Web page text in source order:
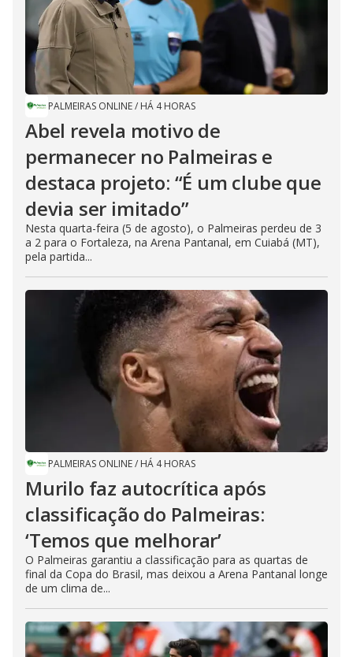
PALMEIRAS ONLINE/ HÁ 4 HORAS
Abel revela motivo de
permanecer no Palmeiras e
destaca projeto: “É um clube que
devia ser imitado”
Nesta quarta-feira (5 de agosto), o Palmeiras perdeu de 3
a 2 para o Fortaleza, na Arena Pantanal, em Cuiabá (MT),
pela partida...
PALMEIRAS ONLINE/ HÁ 4 HORAS
Murilo faz autocrítica após
classificação do Palmeiras:
‘Temos que melhorar’
O Palmeiras garantiu a classificação para as quartas de
final da Copa do Brasil, mas deixou a Arena Pantanal longe
de um clima de...